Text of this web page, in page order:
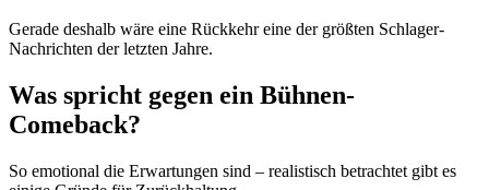
Gerade deshalb wäre eine Rückkehr eine der größten Schlager-
Nachrichten der letzten Jahre.
Was spricht gegen ein Bühnen-
Comeback?
So emotional die Erwartungen sind – realistisch betrachtet gibt es